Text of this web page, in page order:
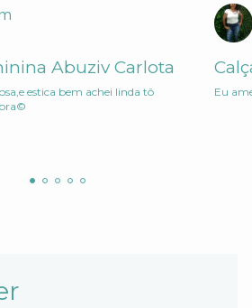
Abuziv Carlota
estica bem achei linda tô
Eu